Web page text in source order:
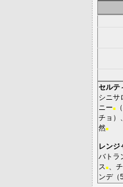
セルテ
シニサ
ニー■
チョ ）、
然■
レンジ
バトラ
ス ■
ンデ（